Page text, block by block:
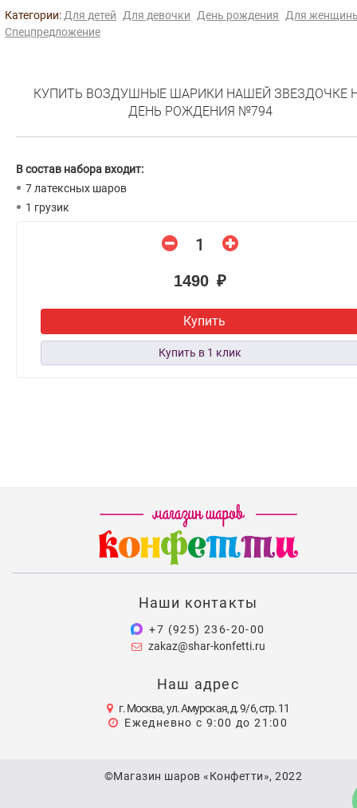
Категории: Для детей Для девочки День рождения
Для
Спецпредложение
КУПИТЬ ВОЗДУШНЫЕ ШАРИКИ НАШЕЙ ЗВЕЗДОЧКЕ
ДЕНЬ РОЖДЕНИЯ №794
В состав набора входит:
7 латексных шаров
1 грузик
1490 ₽
Купить
Наши контакты
+7 (925) 236-20-00
zakaz@shar-konfetti.ru
Наш адрес
г. Москва, ул. Амурская, д. 9/6, стр. 11
Ежедневно с 9:00 до 21:00
©Магазин шаров «Конфетти», 2022